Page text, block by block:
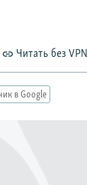
Читать без VPN
в Google